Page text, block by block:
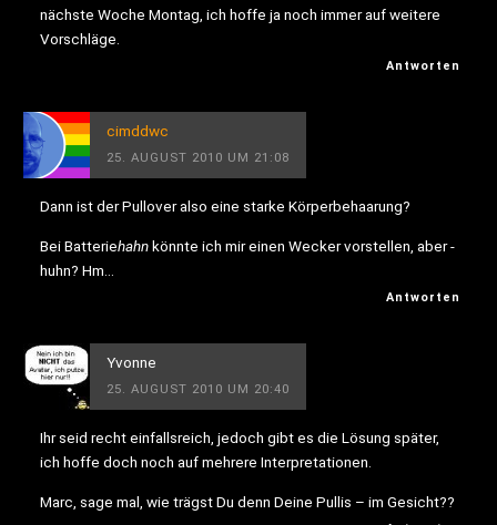
nächste Woche Montag, ich hoffe ja noch immer auf weitere
Vorschläge.
Antworten
cimddwc
25. AUGUST 2010 UM 21:08
Dann ist der Pullover also eine starke Körperbehaarung?
Bei Batteriehahnkönnte ich mir einen Wecker vorstellen, aber -
huhn? Hm…
Antworten
Yvonne
25. AUGUST 2010 UM 20:40
Ihr seid recht einfallsreich, jedoch gibt es die Lösung später,
ich hoffe doch noch auf mehrere Interpretationen.
Marc, sage mal, wie trägst Du denn Deine Pullis – im Gesicht??